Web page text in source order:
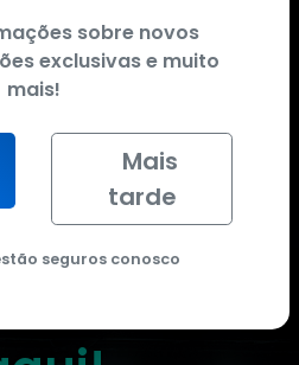
dentro de tudo
no qualistage?
se
sobre novos
exclusivas e muito
mais!
tarde
seguros conosco